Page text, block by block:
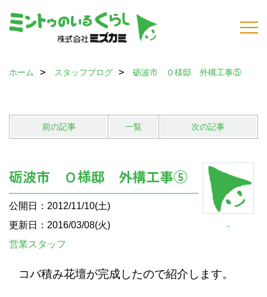
ホーム スタッフブログ 砺波市 Ｏ様邸 外構工事⑤
前の記事 一覧 次の記事
-
砺波市 Ｏ様邸 外構工事⑤
公開日：2012/11/10(土)
更新日：2016/03/08(火)
営業スタッフ
コバ積み花壇が完成したので紹介します。